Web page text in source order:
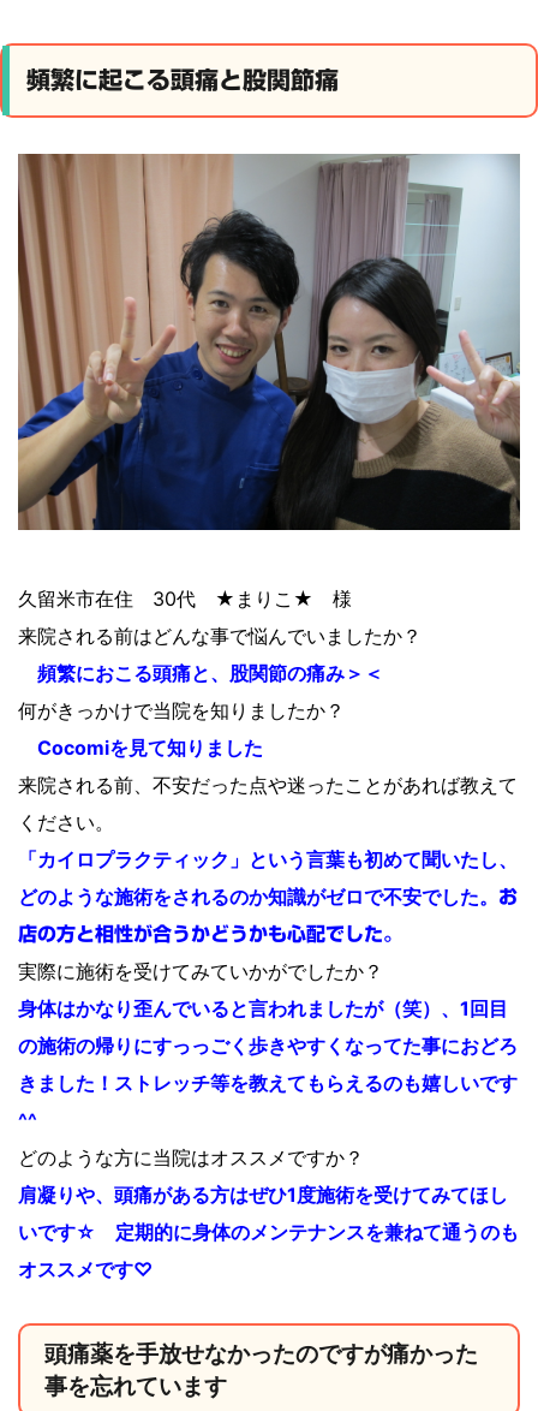
頻繁に起こる頭痛と股関節痛
久留米市在住 30代 ★まりこ★ 様
来院される前はどんな事で悩んでいましたか？
頻繁におこる頭痛と、股関節の痛み＞＜
何がきっかけで当院を知りましたか？
Cocomiを見て知りました
来院される前、不安だった点や迷ったことがあれば教えて
ください。
「カイロプラクティック」という言葉も初めて聞いたし、
どのような施術をされるのか知識がゼロで不安でした。
お
店の方と相性が合うかどうかも心配でした。
実際に施術を受けてみていかがでしたか？
身体はかなり歪んでいると言われましたが（笑）、1回目
の施術の帰りにすっっごく歩きやすくなってた事におどろ
きました！ ストレッチ等を教えてもらえるのも嬉しいです
^^
どのような方に当院はオススメですか？
肩凝りや、頭痛がある方はぜひ1度施術を受けてみてほし
いです☆ 定期的に身体のメンテナンスを兼ねて通うのも
オススメです♡
頭痛薬を手放せなかったのですが痛かった
事を忘れています